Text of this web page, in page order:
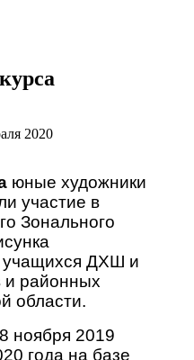
2020
юные художники
участие в
Зонального
учащихся ДХШ и
районных
области.
ноября 2019
года на базе